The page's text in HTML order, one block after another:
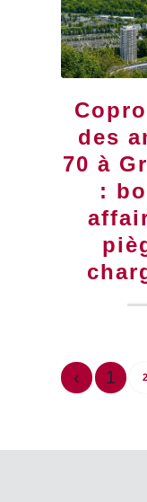
des
70 à
:
‹ 1 2